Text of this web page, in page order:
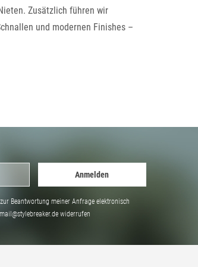
Zusätzlich führen wir
und modernen Finishes –
Anmelden
Beantwortung meiner Anfrage elektronisch
widerrufen